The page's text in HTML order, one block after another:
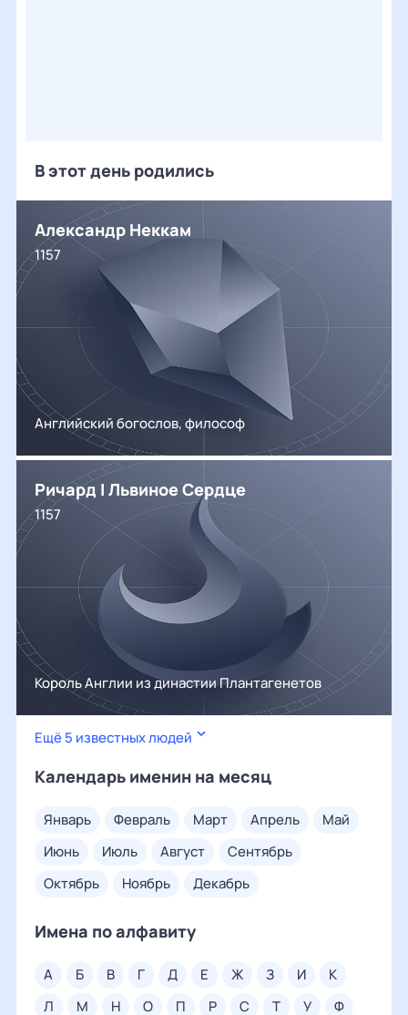
В этот день родились
Александр Неккам
1157
Английский богослов, философ
Ричард I Львиное Сердце
1157
Король Англии из династии Плантагенетов
Ещё 5 известных людей
Календарь именин на месяц
январь февраль март апрель
май
июнь
июль август
сентябрь
октябрь
ноябрь декабрь
Имена по алфавиту
а б в г д е ж з и
к
л
м н о п р с т у ф